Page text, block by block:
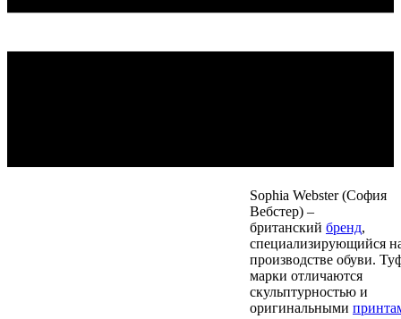
Sophia Webster (София
Вебстер) –
британский бренд,
специализирующийся
производстве обуви.
марки отличаются
скульптурностью и
оригинальными